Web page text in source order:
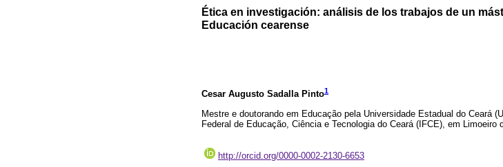
Ética en investigación: análisis de los trabajos de un
Educación cearense
Cesar Augusto Sadalla Pinto1
Mestre e doutorando em Educação pela Universidade Estadual do Ceará
Federal de Educação, Ciência e Tecnologia do Ceará (IFCE), em Limoeiro
http://orcid.org/0000-0002-2130-6653